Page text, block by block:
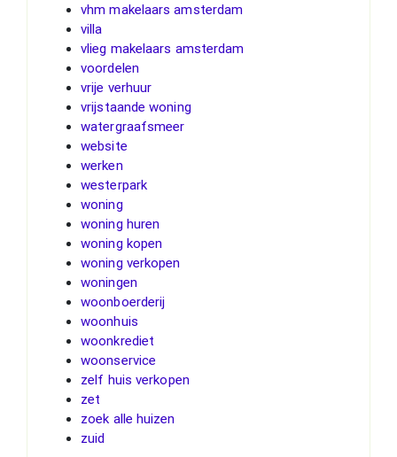
vhm makelaars amsterdam
villa
vlieg makelaars amsterdam
voordelen
vrije verhuur
vrijstaande woning
watergraafsmeer
website
werken
westerpark
woning
woning huren
woning kopen
woning verkopen
woningen
woonboerderij
woonhuis
woonkrediet
woonservice
zelf huis verkopen
zet
zoek alle huizen
zuid